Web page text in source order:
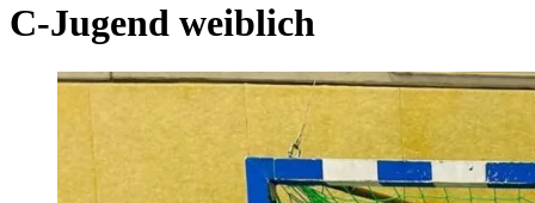
C-Jugend weiblich